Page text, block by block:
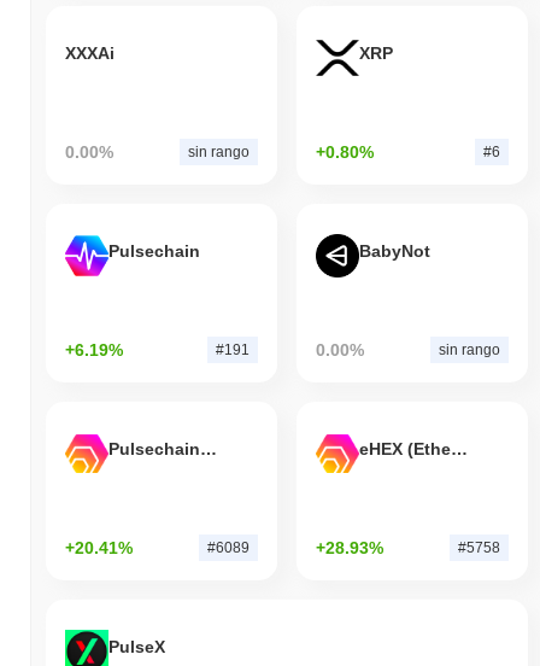
XXXAi
0.00% sin rango
XRP
+0.80% #6
Pulsechain
+6.19% #191
BabyNot
0.00% sin rango
Pulsechain Bridged HEX (Pulsechain)
+20.41% #6089
eHEX (Ethereum)
+28.93% #5758
PulseX